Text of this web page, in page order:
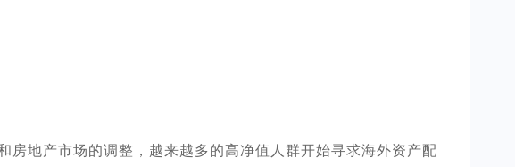
房地产市场的调整，越来越多的高净值人群开始寻求海外资产配